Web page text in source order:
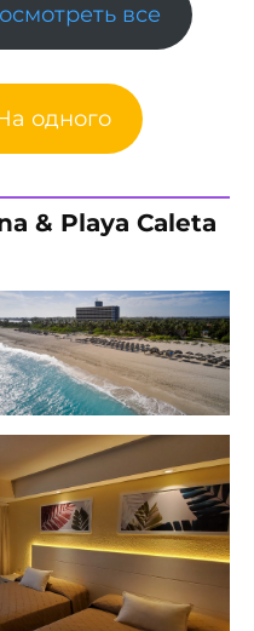
все
одного
& Playa Caleta